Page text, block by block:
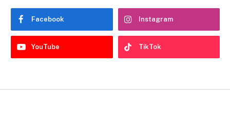
Facebook Instagram
YouTube TikTok